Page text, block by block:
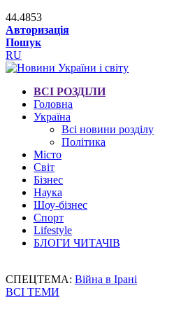
44.4853
Авторизація
Пошук
RU
ВСІ РОЗДІЛИ
Головна
Україна
Всі новини розділу
Політика
Місто
Світ
Бізнес
Наука
Шоу-бізнес
Спорт
Lifestyle
БЛОГИ ЧИТАЧІВ
СПЕЦТЕМА: Війна в Ірані
ВСІ ТЕМИ